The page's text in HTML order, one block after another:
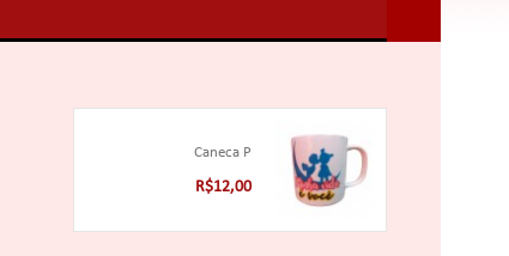
Caneca P
R$12,00